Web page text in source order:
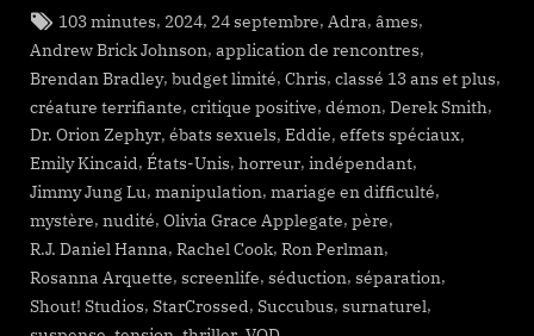
Tags:
103 minutes, 2024, 24 septembre, Adra,âmes,
Andrew Brick Johnson, application de rencontres,
Brendan Bradley, budget limité, Chris, classé 13 ans et plus,
créature terrifiante, critique positive, démon, Derek Smith,
Dr. Orion Zephyr, ébats sexuels, Eddie, effets spéciaux,
Emily Kincaid, États-Unis, horreur, indépendant,
Jimmy Jung Lu, manipulation, mariage en difficulté,
mystère, nudité, Olivia Grace Applegate, père,
R.J. Daniel Hanna, Rachel Cook, Ron Perlman,
Rosanna Arquette, screenlife, séduction, séparation,
Shout! Studios, StarCrossed, Succubus, surnaturel,